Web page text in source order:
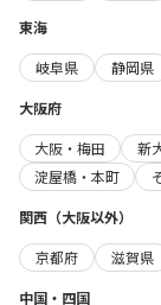
東海
岐阜県
静岡県
大阪府
大阪・梅田
新
淀屋橋・本町
関西（大阪以外）
京都府
滋賀県
中国・四国